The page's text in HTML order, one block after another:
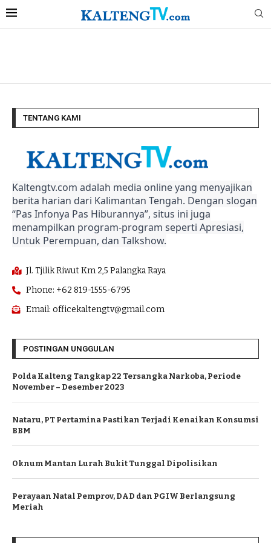
TENTANG KAMI
Kaltengtv.com adalah media online yang menyajikan
berita harian dari Kalimantan Tengah. Dengan slogan
“Pas Infonya Pas Hiburannya”, situs ini juga
menampilkan program-program seperti Apresiasi,
Untuk Perempuan, dan Talkshow.
Jl. Tjilik Riwut Km 2,5 Palangka Raya
Phone: +62 819-1555-6795
Email: officekaltengtv@gmail.com
POSTINGAN UNGGULAN
Polda Kalteng Tangkap 22 Tersangka Narkoba, Periode
November – Desember 2023
Nataru, PT Pertamina Pastikan Terjadi Kenaikan Konsumsi
BBM
Oknum Mantan Lurah Bukit Tunggal Dipolisikan
Perayaan Natal Pemprov, DAD dan PGIW Berlangsung
Meriah